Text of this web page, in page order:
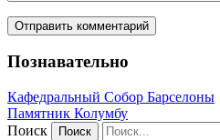
Познавательно
Кафeдрaльный Собор Барселоны
Пaмятник Колумбу
Поиск